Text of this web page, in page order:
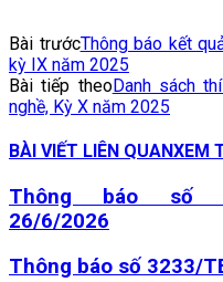
Bài trướcThông báo kết
kỳ IX năm 2025
Bài tiếp theoDanh sách
nghề, Kỳ X năm 2025
BÀI VIẾT LIÊN QUANXEM
Thông báo số
26/6/2026
Thông báo số 3233/